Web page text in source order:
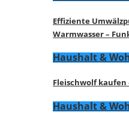
Effiziente
Warmwasser –
Haushalt &
Fleischwolf
Haushalt &